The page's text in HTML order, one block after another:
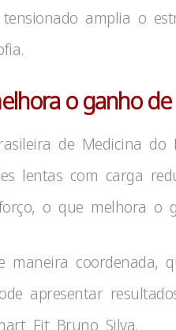
amplia o
o ganho
de Medicina do
lentas com carga
o que melhora o
maneira coordenada,
apresentar
Fit Bruno Silva.